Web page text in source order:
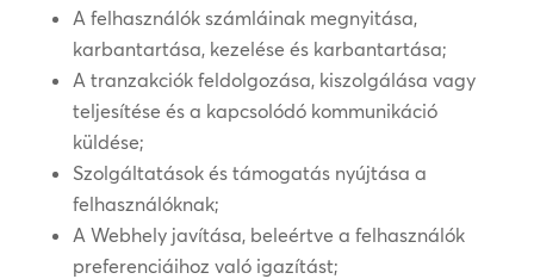
A felhasználók számláinak megnyitása,
karbantartása, kezelése és karbantartása;
A tranzakciók feldolgozása, kiszolgálása vagy
teljesítése és a kapcsolódó kommunikáció
küldése;
Szolgáltatások és támogatás nyújtása a
felhasználóknak;
A Webhely javítása, beleértve a felhasználók
preferenciáihoz való igazítást;